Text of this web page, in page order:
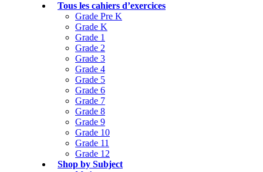
Tous les cahiers d’exercices
Grade Pre K
Grade K
Grade 1
Grade 2
Grade 3
Grade 4
Grade 5
Grade 6
Grade 7
Grade 8
Grade 9
Grade 10
Grade 11
Grade 12
Shop by Subject